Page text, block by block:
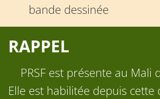
bande dessinée
RAPPEL
PRSF est présente au Mali depuis 2003.
Elle est habilitée depuis cette